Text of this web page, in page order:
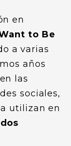
en
to Be
a varias
años
las
sociales,
utilizan en